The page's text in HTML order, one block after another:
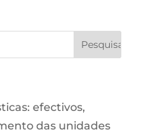
efectivos,
das unidades